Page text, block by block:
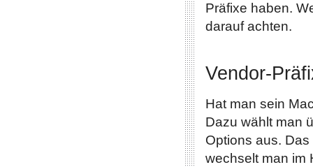
Präfixe haben.
darauf achten.
Vendor-
Hat man sein
Dazu wählt man
Options aus.
wechselt man im